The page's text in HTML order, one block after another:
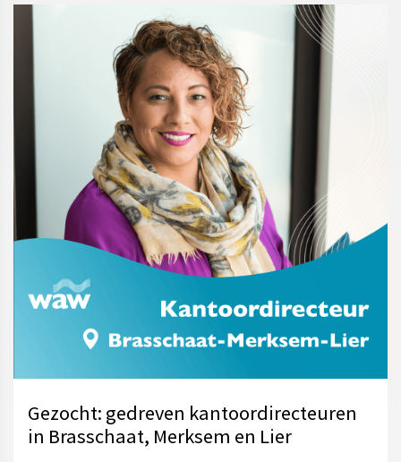
Gezocht: gedreven kantoordirecteuren
in Brasschaat, Merksem en Lier